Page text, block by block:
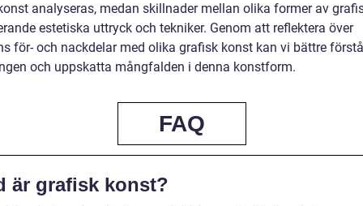
analyseras, medan skillnader mellan olika former av
estetiska uttryck och tekniker. Genom att reflektera över
för- och nackdelar med olika grafisk konst kan vi bättre förstå
och uppskatta mångfalden i denna konstform.
FAQ
är grafisk konst?